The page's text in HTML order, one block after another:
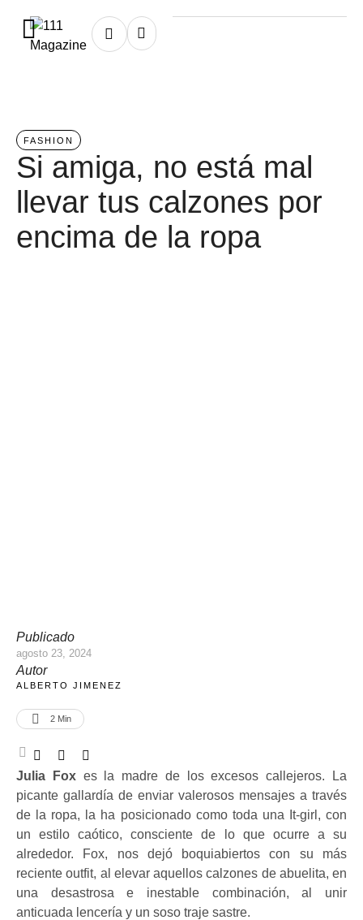
Home / fashion
FASHION
Si amiga, no está mal
llevar tus calzones por
encima de la ropa
Publicado
agosto 23, 2024
Autor
ALBERTO JIMENEZ
2 Min
Julia Foxes la madre de los excesos callejeros. La
picante gallardía de enviar valerosos mensajes a través
de la ropa, la ha posicionado como toda una It-girl, con
un estilo caótico, consciente de lo que ocurre a su
alrededor. Fox, nos dejó boquiabiertos con su más
reciente outfit, al elevar aquellos calzones de abuelita, en
una desastrosa e inestable combinación, al unir
anticuada lencería y un soso traje sastre.